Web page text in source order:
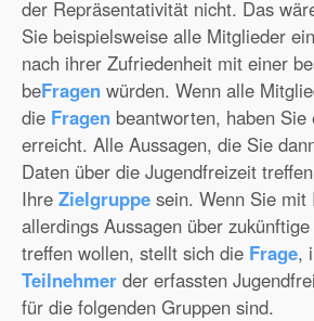
der Repräsentativität nicht. Das
Sie beispielsweise alle Mitglieder
nach ihrer Zufriedenheit mit einer
beFragen würden. Wenn alle
die Fragen beantworten, haben Sie
erreicht. Alle Aussagen, die Sie
Daten über die Jugendfreizeit
Ihre Zielgruppe sein. Wenn Sie mit
allerdings Aussagen über
treffen wollen, stellt sich die Frage,
Teilnehmer der erfassten
für die folgenden Gruppen sind.